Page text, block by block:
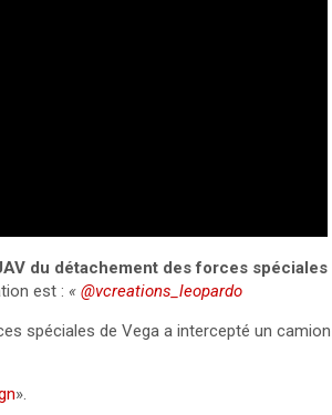
du détachement des forces
est : « @vcreations_leopardo
spéciales de Vega a intercepté un
».